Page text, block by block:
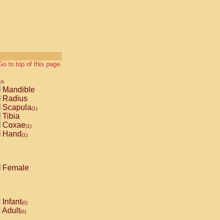
to top of this page.
Mandible
Radius
Scapula(1)
Tibia
Coxae(1)
Hand(1)
Female
Infant(0)
Adult(0)